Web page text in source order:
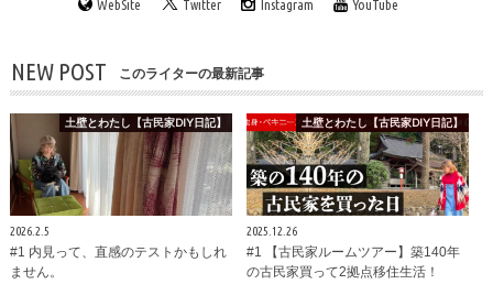
WebSite Twitter Instagram YouTube
NEW POST このライターの最新記事
土壁とわたし【古民家DIY日記】
2026.2.5
#1 内見って、直感のテストかもしれ
ません。
土壁とわたし【古民家DIY日記】
2025.12.26
#1 【古民家ルームツアー】築140年
の古民家買って2拠点移住生活！